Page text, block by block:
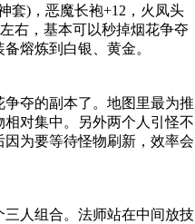
套)，恶魔长袍+12，火凤头
右，基本可以秒掉烟花争夺
熔炼到白银、黄金。
夺的副本了。地图里最为推
对集中。另外两个人引怪不
为要等待怪物刷新，效率会
人组合。法师站在中间放技